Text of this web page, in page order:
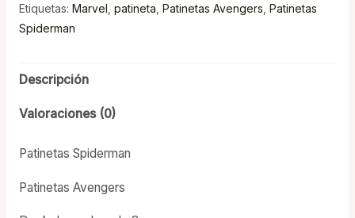
Etiquetas: Marvel patineta Patinetas Avengers Patinetas
Spiderman
Descripción
Valoraciones (0)
Patinetas Spiderman
Patinetas Avengers